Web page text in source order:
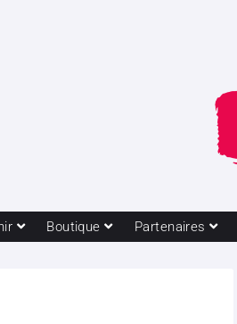
Boutique Partenaires